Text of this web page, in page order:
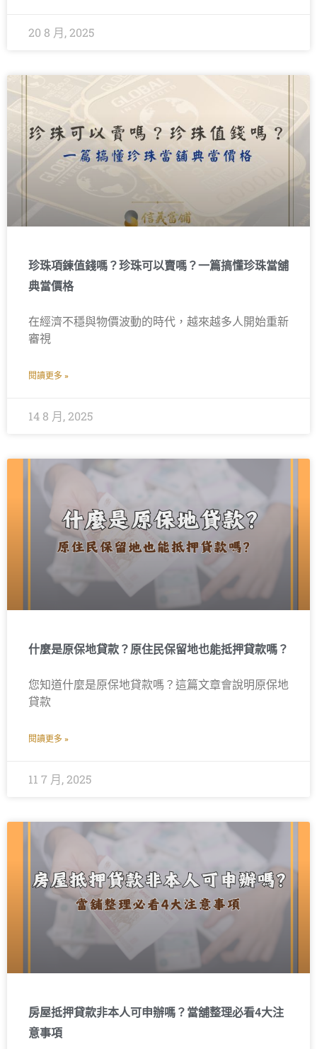
20 8 月, 2025
珍珠項鍊值錢嗎？珍珠可以賣嗎？一篇搞懂珍珠當舖
典當價格
在經濟不穩與物價波動的時代，越來越多人開始重新
審視
閱讀更多 »
14 8 月, 2025
什麼是原保地貸款？原住民保留地也能抵押貸款嗎？
您知道什麼是原保地貸款嗎？這篇文章會說明原保地
貸款
閱讀更多 »
11 7 月, 2025
房屋抵押貸款非本人可申辦嗎？當舖整理必看4大注
意事項